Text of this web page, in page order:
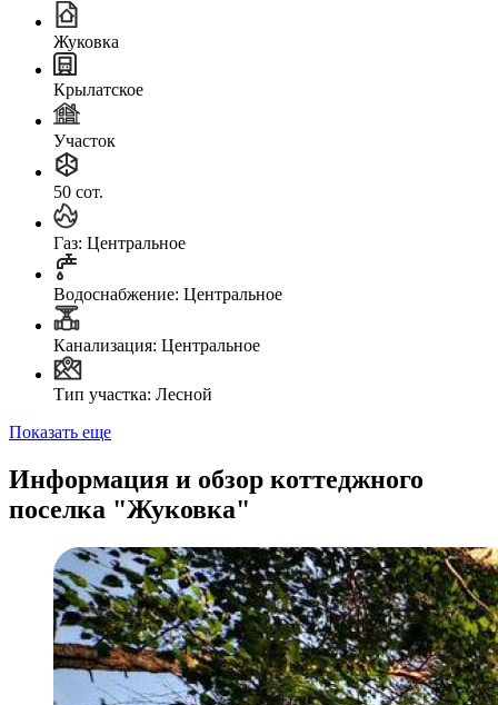
Жуковка
Крылатское
Участок
50 сот.
Газ: Центральное
Водоснабжение: Центральное
Канализация: Центральное
Тип участка: Лесной
Показать еще
Информация и обзор коттеджного
поселка "Жуковка"